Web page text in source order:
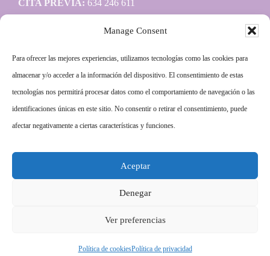
Manage Consent
Para ofrecer las mejores experiencias, utilizamos tecnologías como las cookies para
almacenar y/o acceder a la información del dispositivo. El consentimiento de estas
tecnologías nos permitirá procesar datos como el comportamiento de navegación o las
identificaciones únicas en este sitio. No consentir o retirar el consentimiento, puede
afectar negativamente a ciertas características y funciones.
Aceptar
Denegar
Ver preferencias
Política de cookiesPolítica de privacidad
CITA PREVIA: 634 246 611
Información
Aviso legal
Política de privacidad
Más información sobre las cookies